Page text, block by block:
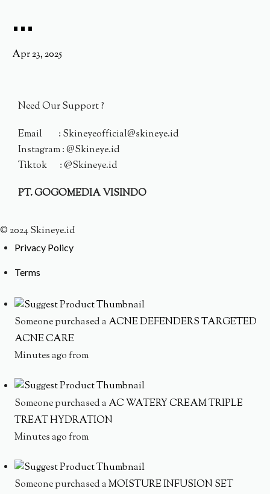
...
Apr 23, 2025
Need Our Support ?
Email : Skineyeofficial@skineye.id
Instagram : @Skineye.id
Tiktok : @Skineye.id
PT. GOGOMEDIA VISINDO
© 2024 Skineye.id
Privacy Policy
Terms
Someone purchased a ACNE DEFENDERS TARGETED
ACNE CARE
Minutes ago from
Someone purchased a AC WATERY CREAM TRIPLE
TREAT HYDRATION
Minutes ago from
Someone purchased aMOISTURE INFUSION SET